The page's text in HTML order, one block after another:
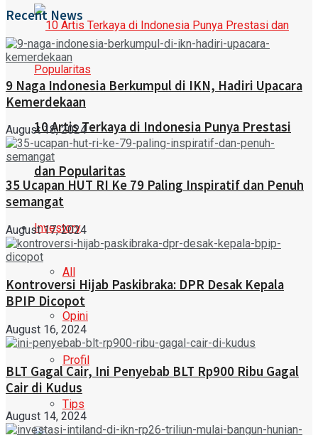
10 Artis Terkaya di Indonesia Punya Prestasi
dan Popularitas
Investory
All
Opini
Profil
Tips
Recent News
9 Naga Indonesia Berkumpul di IKN, Hadiri Upacara
Kemerdekaan
August 18, 2024
35 Ucapan HUT RI Ke 79 Paling Inspiratif dan Penuh
semangat
August 17, 2024
Kontroversi Hijab Paskibraka: DPR Desak Kepala
BPIP Dicopot
August 16, 2024
BLT Gagal Cair, Ini Penyebab BLT Rp900 Ribu Gagal
Cair di Kudus
August 14, 2024